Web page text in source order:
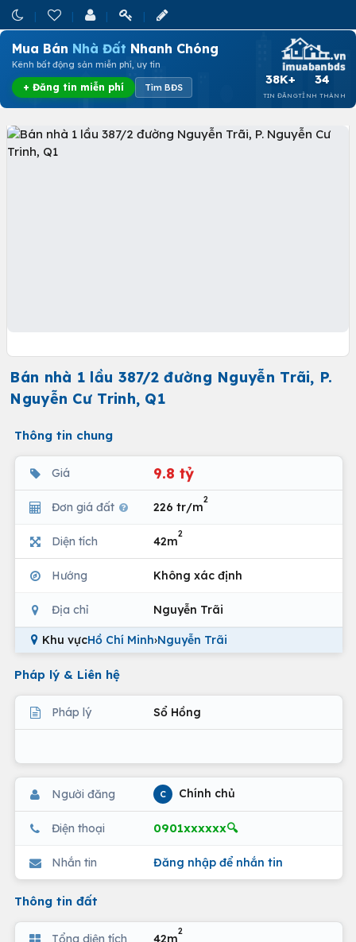
Mua Bán Nhà Đất Nhanh Chóng
Kênh bất động sản miễn phí, uy tín
+ Đăng tin miễn phí Tìm BĐS
38K+
TIN ĐĂNG
34
TỈNH THÀNH
Bán nhà 1 lầu 387/2 đường Nguyễn Trãi, P.
Nguyễn Cư Trinh, Q1
Thông tin chung
Giá 9.8 tỷ
Đơn giá đất 226 tr/m
2
Diện tích 42m
2
Hướng Không xác định
Địa chỉ Nguyễn Trãi
Khu vựcHồ Chí Minh›Nguyễn Trãi
Pháp lý & Liên hệ
Pháp lý Sổ Hồng
Người đăng C Chính chủ
Điện thoại 0901xxxxxx🔍
Nhắn tin Đăng nhập để nhắn tin
Thông tin đất
Tổng diện tích 42m
2